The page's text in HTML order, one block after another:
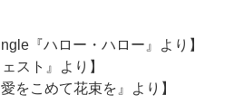
『ハロー・ハロー』より】
スト』より】
をこめて花束を』より】